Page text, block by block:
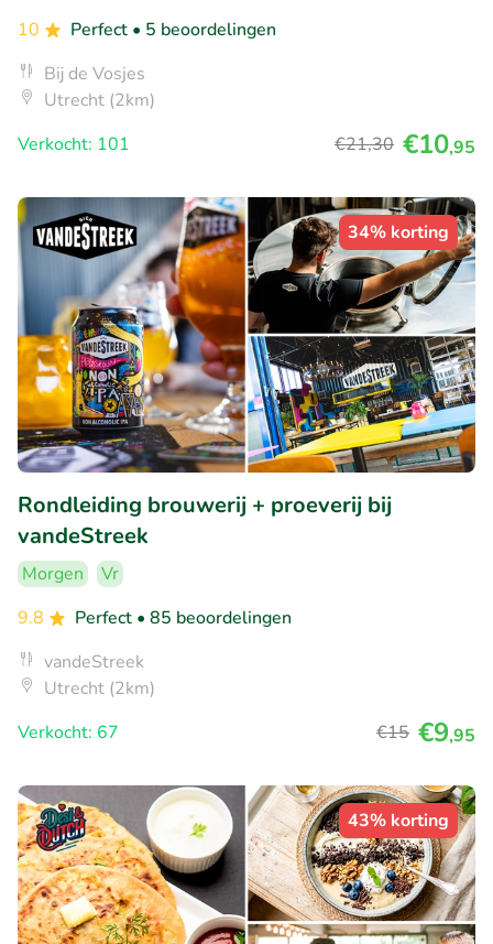
10
Perfect • 5 beoordelingen
Bij de Vosjes
Utrecht (2km)
Verkocht: 101
€21,30 €10,95
34% korting
Rondleiding brouwerij + proeverij bij
vandeStreek
Morgen
Vr
9.8
Perfect • 85 beoordelingen
vandeStreek
Utrecht (2km)
Verkocht: 67
€15 €9,95
43% korting